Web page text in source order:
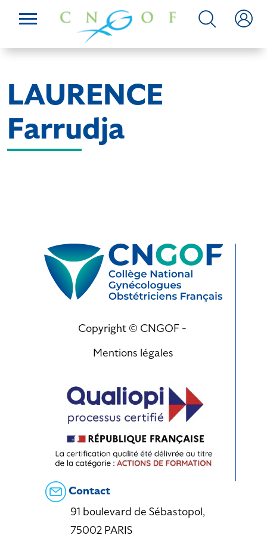
LAURENCE
Farrudja
Copyright © CNGOF -
Mentions légales
Contact
91 boulevard de Sébastopol,
75002 PARIS